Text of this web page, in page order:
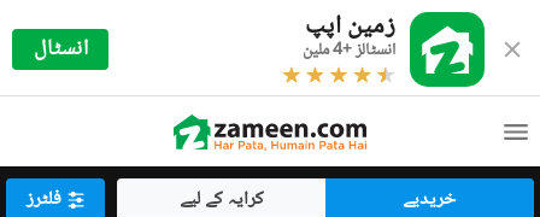
زمین اپپ
انسٹالز +4 ملین انسٹال
خریدیے کرایہ کے لیے فلٹرز